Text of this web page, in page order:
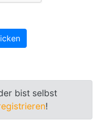
bist selbst
!